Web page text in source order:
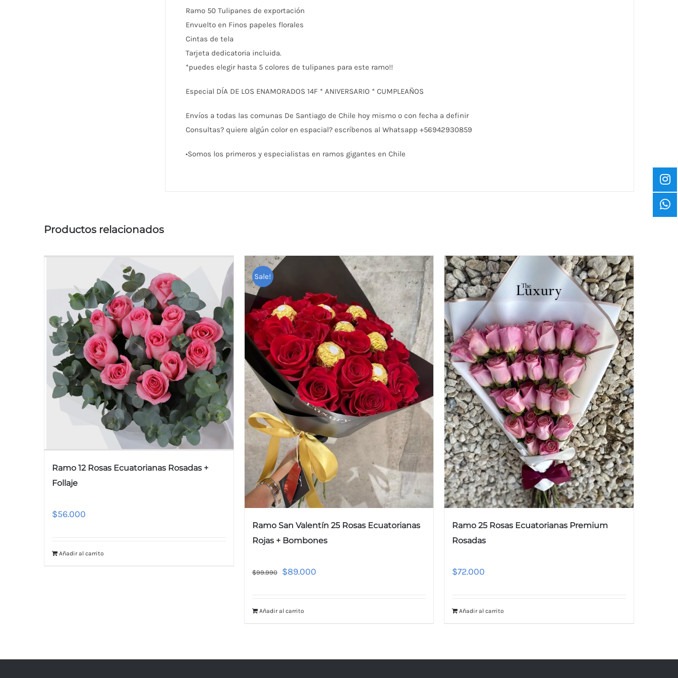
Ramo 50 Tulipanes de exportación
Envuelto en Finos papeles florales
Cintas de tela
Tarjeta dedicatoria incluida.
*puedes elegir hasta 5 colores de tulipanes para este ramo!!
Especial DÍA DE LOS ENAMORADOS 14F * ANIVERSARIO * CUMPLEAÑOS
Envíos a todas las comunas De Santiago de Chile hoy mismo o con fecha a definir
Consultas? quiere algún color en espacial? escríbenos al Whatsapp +56942930859
•Somos los primeros y especialistas en ramos gigantes en Chile
Productos relacionados
Ramo 12 Rosas Ecuatorianas Rosadas +
Follaje
$56.000
Añadir al carrito
Sale!
Ramo San Valentín 25 Rosas Ecuatorianas
Rojas + Bombones
$99.990 $89.000
Añadir al carrito
Ramo 25 Rosas Ecuatorianas Premium
Rosadas
$72.000
Añadir al carrito